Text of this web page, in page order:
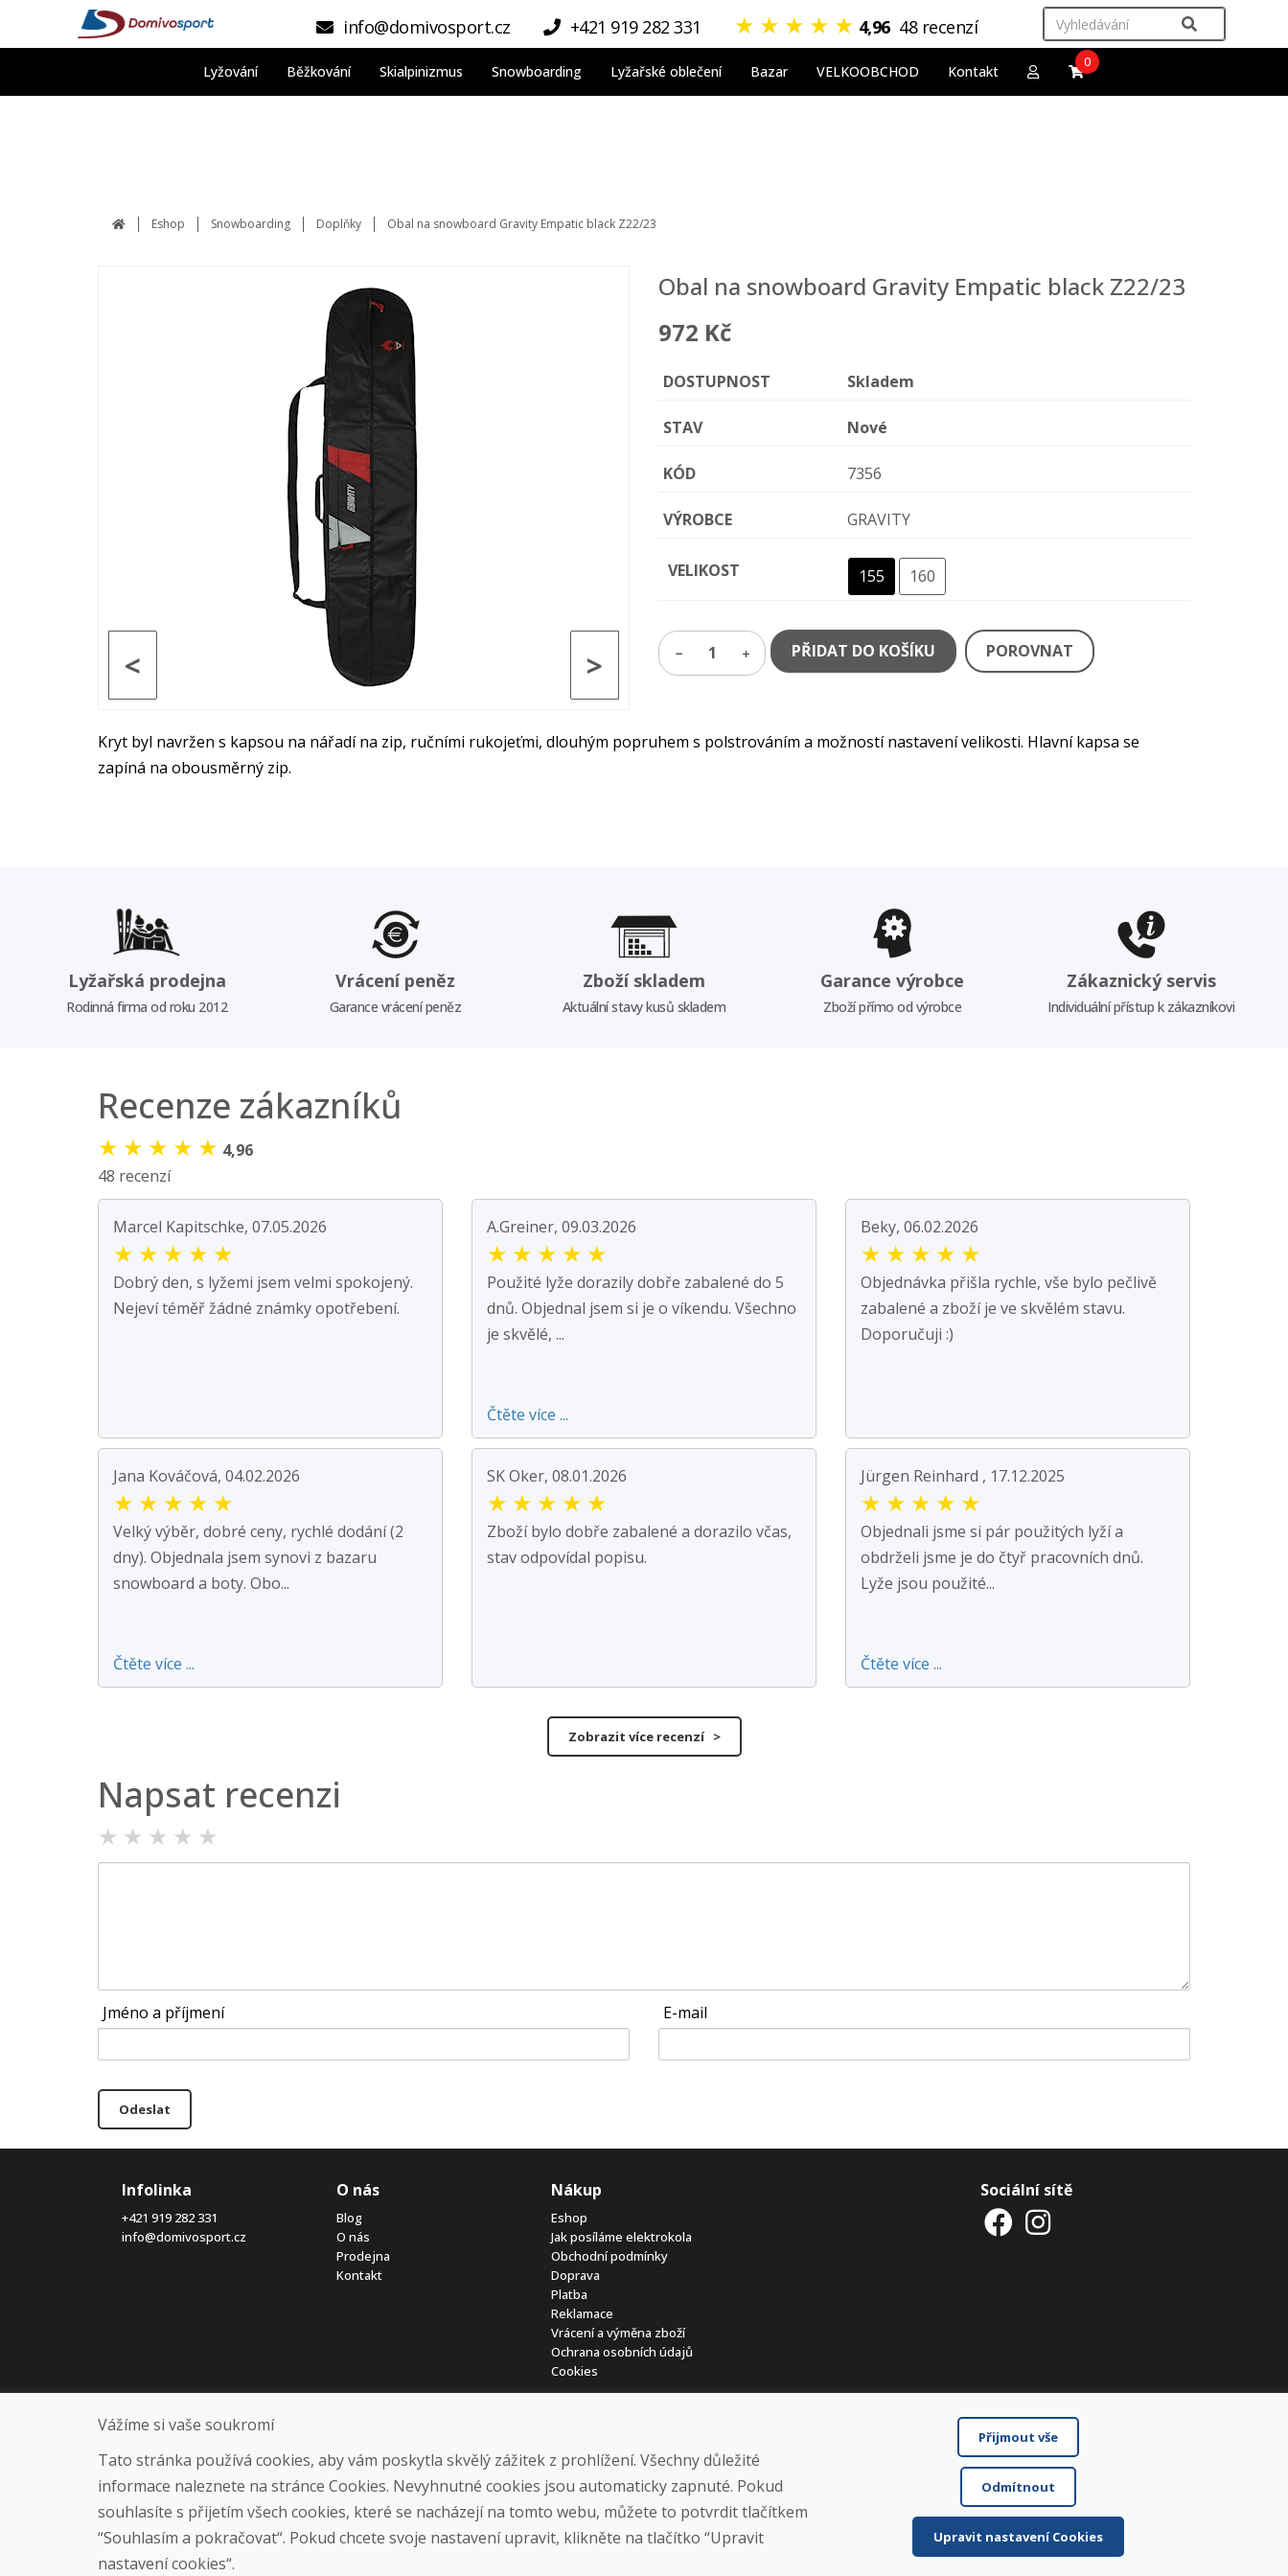
info@domivosport.cz +421 919 282 331 ★ ★ ★ ★ ★ 4,96 48 recenzí
Lyžování Běžkování Skialpinizmus Snowboarding Lyžařské oblečení Bazar VELKOOBCHOD Kontakt
0
Eshop Snowboarding Doplňky Obal na snowboard Gravity Empatic black Z22/23
>
<
Obal na snowboard Gravity Empatic black Z22/23
972 Kč
DOSTUPNOST Skladem
STAV Nové
KÓD 7356
VÝROBCE GRAVITY
VELIKOST 155 160
1 PŘIDAT DO KOŠÍKU POROVNAT
Kryt byl navržen s kapsou na nářadí na zip, ručními rukojeťmi, dlouhým popruhem s polstrováním a možností nastavení velikosti. Hlavní kapsa se
zapíná na obousměrný zip.
Lyžařská prodejna
Rodinná firma od roku 2012
Vrácení peněz
Garance vrácení peněz
Zboží skladem
Aktuální stavy kusů skladem
Garance výrobce
Zboží přímo od výrobce
Zákaznický servis
Individuální přístup k zákazníkovi
Recenze zákazníků
★ ★ ★ ★ ★ 4,96
48 recenzí
Marcel Kapitschke, 07.05.2026
★ ★ ★ ★ ★
Dobrý den, s lyžemi jsem velmi spokojený.
Nejeví téměř žádné známky opotřebení.
A.Greiner, 09.03.2026
★ ★ ★ ★ ★
Použité lyže dorazily dobře zabalené do 5
dnů. Objednal jsem si je o víkendu. Všechno
je skvělé, ...
Čtěte více ...
Beky, 06.02.2026
★ ★ ★ ★ ★
Objednávka přišla rychle, vše bylo pečlivě
zabalené a zboží je ve skvělém stavu.
Doporučuji :)
Jana Kováčová, 04.02.2026
★ ★ ★ ★ ★
Velký výběr, dobré ceny, rychlé dodání (2
dny). Objednala jsem synovi z bazaru
snowboard a boty. Obo...
Čtěte více ...
SK Oker, 08.01.2026
★ ★ ★ ★ ★
Zboží bylo dobře zabalené a dorazilo včas,
stav odpovídal popisu.
Jürgen Reinhard , 17.12.2025
★ ★ ★ ★ ★
Objednali jsme si pár použitých lyží a
obdrželi jsme je do čtyř pracovních dnů.
Lyže jsou použité...
Čtěte více ...
Zobrazit více recenzí >
Napsat recenzi
★ ★ ★ ★ ★
Jméno a příjmení E-mail
Odeslat
Infolinka
+421 919 282 331
info@domivosport.cz
O nás
Blog
O nás
Prodejna
Kontakt
Nákup
Eshop
Jak posíláme elektrokola
Obchodní podmínky
Doprava
Platba
Reklamace
Vrácení a výměna zboží
Ochrana osobních údajů
Cookies
Sociální sítě
© DOMIVOSPORT 2026, všechna práva vyhrazena
DUFEKSOFT tvorba eshopů
Vážíme si vaše soukromí
Tato stránka používá cookies, aby vám poskytla skvělý zážitek z prohlížení. Všechny důležité
informace naleznete na stránce Cookies. Nevyhnutné cookies jsou automaticky zapnuté. Pokud
souhlasíte s přijetím všech cookies, které se nacházejí na tomto webu, můžete to potvrdit tlačítkem
“Souhlasím a pokračovat“. Pokud chcete svoje nastavení upravit, klikněte na tlačítko “Upravit
nastavení cookies“.
Přijmout vše
Odmítnout
Upravit nastavení Cookies